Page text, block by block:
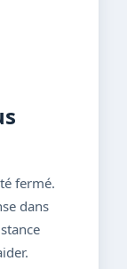
fermé.
dans